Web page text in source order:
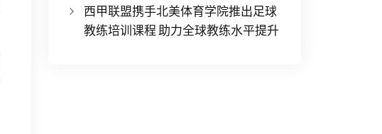
西甲联盟携手北美体育学院推出足球
教练培训课程 助力全球教练水平提升